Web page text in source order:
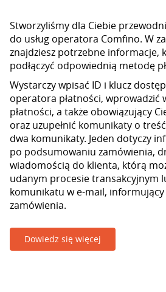
Stworzyliśmy dla Ciebie
do usług operatora Comfino. W
znajdziesz potrzebne informacje,
podłączyć odpowiednią metodę
Wystarczy wpisać ID i klucz
operatora płatności, wprowadzić
płatności, a także obowiązujący
oraz uzupełnić komunikaty o
dwa komunikaty. Jeden dotyczy
po podsumowaniu zamówienia,
wiadomością do klienta, którą
udanym procesie transakcyjnym
komunikatu w e-mail, informujący
zamówienia.
Dowiedz się więcej